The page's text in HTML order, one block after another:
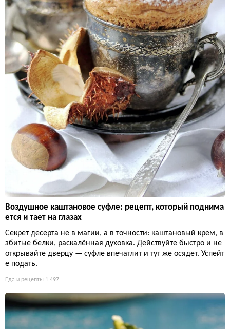
Воздушное каштановое суфле: рецепт, который поднима
ется и тает на глазах
Секрет десерта не в магии, а в точности: каштановый крем, в
збитые белки, раскалённая духовка. Действуйте быстро и не
открывайте дверцу — суфле впечатлит и тут же осядет. Успейт
е подать.
Еда и рецепты 1 497